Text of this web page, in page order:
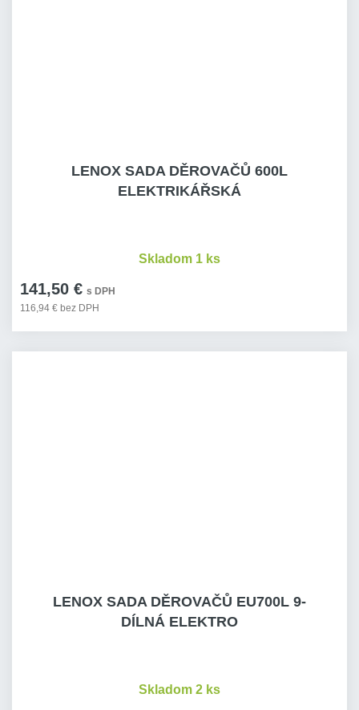
LENOX SADA DĚROVAČŮ 600L
ELEKTRIKÁŘSKÁ
141,50 € s DPH
116,94 € bez DPH
Skladom 1 ks
LENOX SADA DĚROVAČŮ EU700L 9-
DÍLNÁ ELEKTRO
Skladom 2 ks